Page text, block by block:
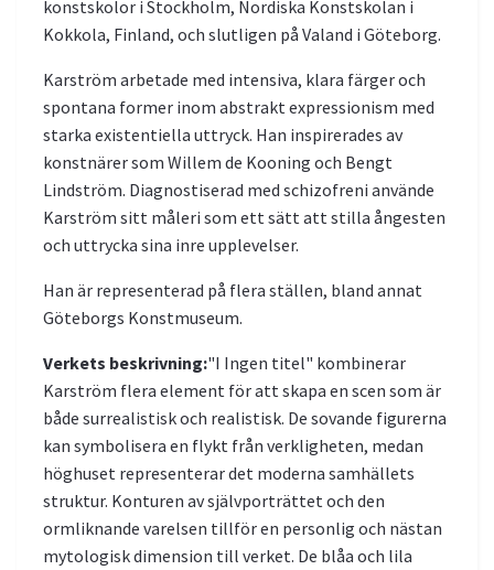
konstskolor i Stockholm, Nordiska Konstskolan i
Kokkola, Finland, och slutligen på Valand i Göteborg.
Karström arbetade med intensiva, klara färger och
spontana former inom abstrakt expressionism med
starka existentiella uttryck. Han inspirerades av
konstnärer som Willem de Kooning och Bengt
Lindström. Diagnostiserad med schizofreni använde
Karström sitt måleri som ett sätt att stilla ångesten
och uttrycka sina inre upplevelser.
Han är representerad på flera ställen, bland annat
Göteborgs Konstmuseum.
Verkets beskrivning:"I Ingen titel" kombinerar
Karström flera element för att skapa en scen som är
både surrealistisk och realistisk. De sovande figurerna
kan symbolisera en flykt från verkligheten, medan
höghuset representerar det moderna samhällets
struktur. Konturen av självporträttet och den
ormliknande varelsen tillför en personlig och nästan
mytologisk dimension till verket. De blåa och lila